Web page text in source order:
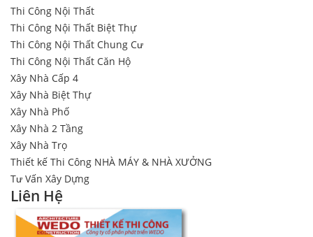
Thi Công Nội Thất
Thi Công Nội Thất Biệt Thự
Thi Công Nội Thất Chung Cư
Thi Công Nội Thất Căn Hộ
Xây Nhà Cấp 4
Xây Nhà Biệt Thự
Xây Nhà Phố
Xây Nhà 2 Tầng
Xây Nhà Trọ
Thiết kế Thi Công NHÀ MÁY & NHÀ XƯỞNG
Tư Vấn Xây Dựng
Liên Hệ